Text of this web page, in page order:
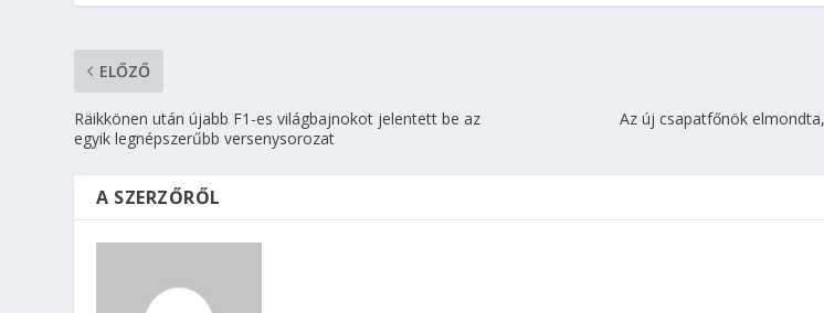
ELŐZŐ
Räikkönen után újabb F1-es világbajnokot jelentett be az
egyik legnépszerűbb versenysorozat
Az új csapatfőnök
A SZERZŐRŐL